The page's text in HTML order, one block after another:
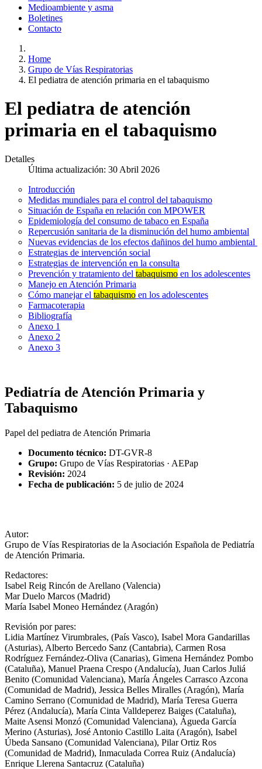
Medioambiente y asma
Boletines
Contacto
Home
Grupo de Vías Respiratorias
El pediatra de atención primaria en el tabaquismo
El pediatra de atención
primaria en el tabaquismo
Detalles
Última actualización: 30 Abril 2026
Introducción
Medidas mundiales para el control del tabaquismo
Situación de España en relación con MPOWER
Epidemiología del consumo de tabaco en España
Repercusión sanitaria de la disminución del humo ambiental
Nuevas evidencias de los efectos dañinos del humo ambiental
Estrategias de intervención social
Estrategias de intervención en la consulta
Prevención y tratamiento del tabaquismo en los adolescentes
Manejo en Atención Primaria
Cómo manejar el tabaquismo en los adolescentes
Farmacoterapia
Bibliografía
Anexo 1
Anexo 2
Anexo 3
Pediatría de Atención Primaria y
Tabaquismo
Papel del pediatra de Atención Primaria
Documento técnico: DT-GVR-8
Grupo: Grupo de Vías Respiratorias · AEPap
Revisión: 2024
Fecha de publicación: 5 de julio de 2024
Autor:
Grupo de Vías Respiratorias de la Asociación Española de Pediatría
de Atención Primaria.
Redactores:
Isabel Reig Rincón de Arellano (Valencia)
Mar Duelo Marcos (Madrid)
María Isabel Moneo Hernández (Aragón)
Revisión por pares:
Lidia Martínez Virumbrales, (País Vasco), Isabel Mora Gandarillas
(Asturias), Alberto Bercedo Sanz (Cantabria), Carmen Rosa
Rodríguez Fernández-Oliva (Canarias), Gimena Hernández Pombo
(Cataluña), Manuel Praena Crespo (Andalucía), Juan Carlos Juliá
Benito (Comunidad Valenciana), María Ángeles Carrasco Azcona
(Comunidad de Madrid), Jessica Belles Miralles (Aragón), María
Camino Serrano (Comunidad de Madrid), María Teresa Guerra
Pérez (Andalucía), María Cinta Valldeperez Baiges (Cataluña),
Maite Asensi Monzó (Comunidad Valenciana), Águeda García
Merino (Asturias), José Antonio Castillo Laita (Aragón), Isabel
Úbeda Sansano (Comunidad Valenciana), Pilar Ortiz Ros
(Comunidad de Madrid), Inmaculada Correa Ruiz (Andalucía)
Enrique Llerena Santacruz (Cataluña)